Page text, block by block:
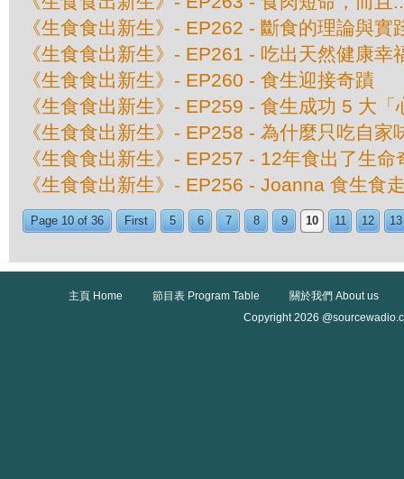
《生食食出新生》- EP262 - 斷食的理論與實
《生食食出新生》- EP261 - 吃出天然健康幸
《生食食出新生》- EP260 - 食生迎接奇蹟
《生食食出新生》- EP259 - 食生成功 5 大「
《生食食出新生》- EP258 - 為什麼只吃自家
《生食食出新生》- EP257 - 12年食出了生命
《生食食出新生》- EP256 - Joanna 食生食
Page 10 of 36 First 5 6 7 8 9 10 11 12 13
主頁 Home 節目表 Program Table
關於我們 About us
Copyright 2026